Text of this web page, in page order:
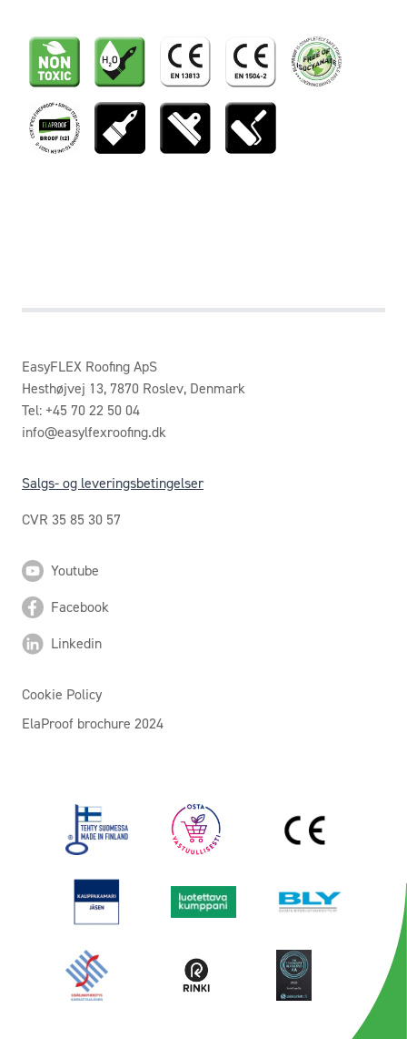
EasyFLEX Roofing ApS
Hesthøjvej 13, 7870 Roslev, Denmark
Tel: +45 70 22 50 04
info@easylfexroofing.dk
Salgs- og leveringsbetingelser
CVR 35 85 30 57
Youtube
Facebook
Linkedin
Cookie Policy
ElaProof brochure 2024